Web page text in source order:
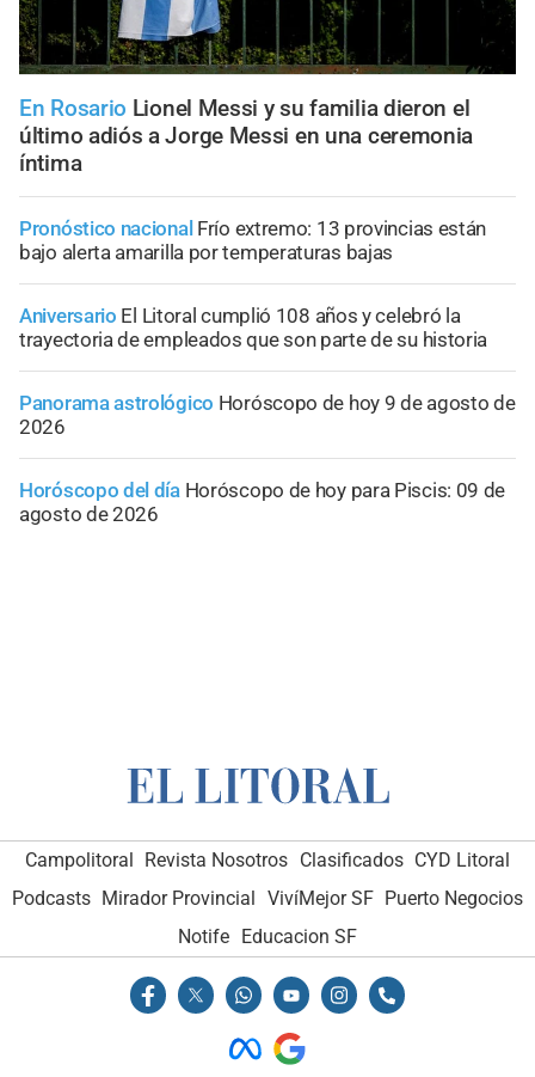
En Rosario Lionel Messi y su familia dieron el
último adiós a Jorge Messi en una ceremonia
íntima
Pronóstico nacional Frío extremo: 13 provincias están
bajo alerta amarilla por temperaturas bajas
Aniversario El Litoral cumplió 108 años y celebró la
trayectoria de empleados que son parte de su historia
Panorama astrológico Horóscopo de hoy 9 de agosto de
2026
Horóscopo del día Horóscopo de hoy para Piscis: 09 de
agosto de 2026
Campolitoral Revista Nosotros Clasificados CYD Litoral
Podcasts Mirador Provincial VivíMejor SF Puerto Negocios
Notife
Educacion SF